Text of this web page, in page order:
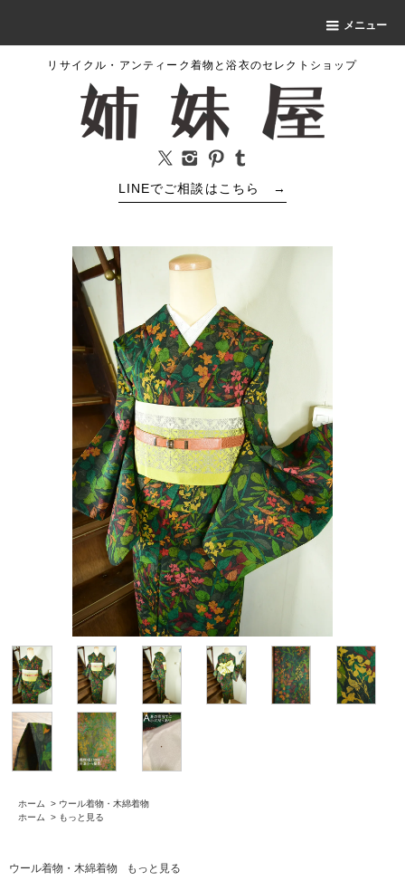
メニュー
リサイクル・アンティーク着物と浴衣のセレクトショップ
LINEでご相談はこちら →
ホーム > ウール着物・木綿着物
ホーム
> もっと見る
ウール着物・木綿着物 もっと見る